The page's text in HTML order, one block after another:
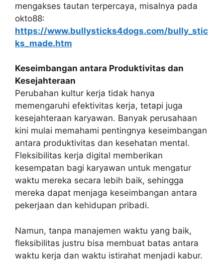
mengakses tautan terpercaya, misalnya pada
okto88:
https://www.bullysticks4dogs.com/bully_stic
ks_made.htm
Keseimbangan antara Produktivitas dan
Kesejahteraan
Perubahan kultur kerja tidak hanya
memengaruhi efektivitas kerja, tetapi juga
kesejahteraan karyawan. Banyak perusahaan
kini mulai memahami pentingnya keseimbangan
antara produktivitas dan kesehatan mental.
Fleksibilitas kerja digital memberikan
kesempatan bagi karyawan untuk mengatur
waktu mereka secara lebih baik, sehingga
mereka dapat menjaga keseimbangan antara
pekerjaan dan kehidupan pribadi.
Namun, tanpa manajemen waktu yang baik,
fleksibilitas justru bisa membuat batas antara
waktu kerja dan waktu istirahat menjadi kabur.